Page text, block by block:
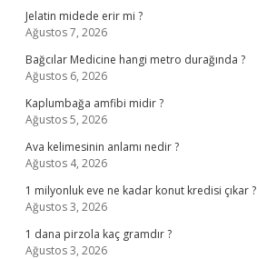
Jelatin midede erir mi ?
Ağustos 7, 2026
Bağcılar Medicine hangi metro durağında ?
Ağustos 6, 2026
Kaplumbağa amfibi midir ?
Ağustos 5, 2026
Ava kelimesinin anlamı nedir ?
Ağustos 4, 2026
1 milyonluk eve ne kadar konut kredisi çıkar ?
Ağustos 3, 2026
1 dana pirzola kaç gramdır ?
Ağustos 3, 2026